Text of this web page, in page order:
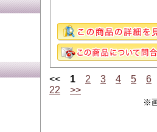
<< 1 2 3 4 5
6
22
>>
※